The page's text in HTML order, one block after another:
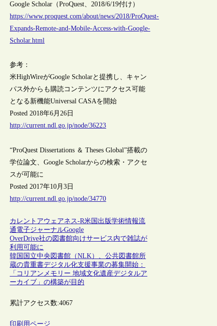
Google Scholar（ProQuest、2018/6/19付け）
https://www.proquest.com/about/news/2018/ProQuest-
Expands-Remote-and-Mobile-Access-with-Google-
Scholar.html
参考：
米HighWireがGoogle Scholarと提携し、キャン
パス外からも購読コンテンツにアクセス可能
となる新機能Universal CASAを開始
Posted 2018年6月26日
http://current.ndl.go.jp/node/36223
“ProQuest Dissertations ＆ Theses Global”搭載の
学位論文、Google Scholarからの検索・アクセ
スが可能に
Posted 2017年10月3日
http://current.ndl.go.jp/node/34770
カレントアウェアネス-R米国出版学術情報流
通 電子ジャーナルGoogle
OverDrive社の図書館向けサービス内で雑誌が
利用可能に
韓国国立中央図書館（NLK）、公共図書館所
蔵の貴重書デジタル化支援事業の募集開始：
「コリアンメモリー 地域文化遺産デジタルア
ーカイブ」の構築が目的
累計アクセス数:4067
印刷用ページ